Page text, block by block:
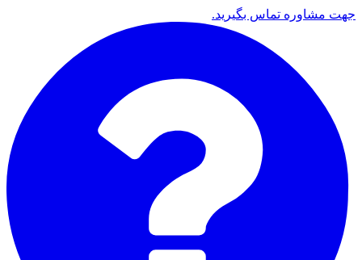
جهت مشاوره تماس بگیرید.